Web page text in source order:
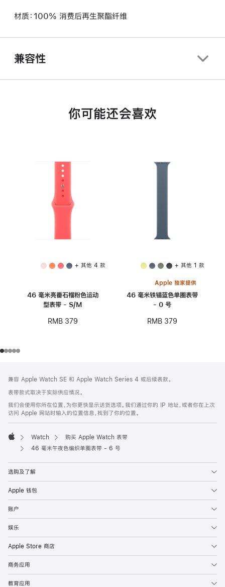
材质：100% 消费后再生聚酯纤维
兼容性
你可能还会喜欢
+ 其他 4 款
46 毫米亮番石榴粉色运动
型表带 - S/M
RMB 379
+ 其他 1 款
Apple 独家提供
46 毫米铁锚蓝色单圈表带
- 0 号
RMB 379
页
页
脚
注
兼容 Apple Watch SE 和 Apple Watch Series 4 或后续表款。
表带款式取决于实际供应情况。
我们会使用你所在位置，为你更快显示送货选项。我们通过你的 IP 地址，或者你在上次
访问 Apple 网站时输入的位置信息，找到了你的位置。
Apple
Watch
购买 Apple Watch 表带
46 毫米午夜色编织单圈表带 - 6 号
选购及了解
Apple 钱包
账户
娱乐
Apple Store 商店
商务应用
教育应用